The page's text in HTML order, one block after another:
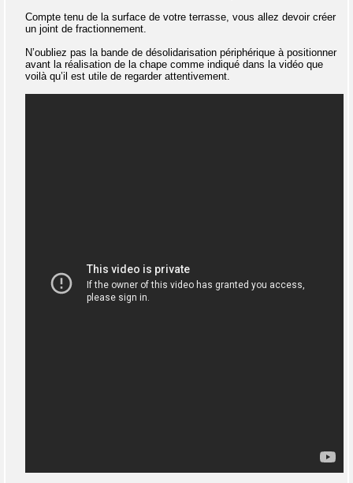
Compte tenu de la surface de votre terrasse, vous allez devoir créer
un joint de fractionnement.
N’oubliez pas la bande de désolidarisation périphérique à positionner
avant la réalisation de la chape comme indiqué dans la vidéo que
voilà qu’il est utile de regarder attentivement.